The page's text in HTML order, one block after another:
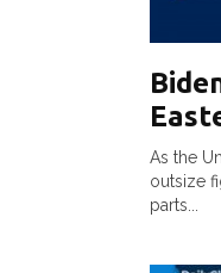
As the
outsize
parts...